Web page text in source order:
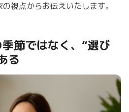
視点からお伝えいたします。
節ではなく、“選び
る